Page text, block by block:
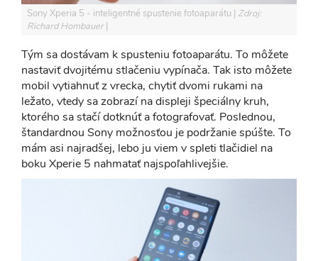
Sony Xperia 5 - inteligentné spustenie fotoaparátu
Zdroj:
Richard Hombauer
Tým sa dostávam k spusteniu fotoaparátu. To môžete
nastaviť dvojitému stlačeniu vypínača. Tak isto môžete
mobil vytiahnuť z vrecka, chytiť dvomi rukami na
ležato, vtedy sa zobrazí na displeji špeciálny kruh,
ktorého sa stačí dotknúť a fotografovať. Poslednou,
štandardnou Sony možnosťou je podržanie spúšte. To
mám asi najradšej, lebo ju viem v spleti tlačidiel na
boku Xperie 5 nahmatať najspoľahlivejšie.